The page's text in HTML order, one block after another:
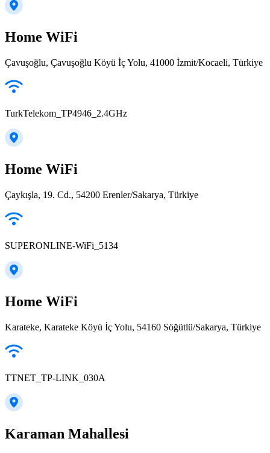
Home WiFi
Çavuşoğlu, Çavuşoğlu Köyü İç Yolu, 41000 İzmit/Kocaeli, Türkiye
TurkTelekom_TP4946_2.4GHz
Home WiFi
Çaykışla, 19. Cd., 54200 Erenler/Sakarya, Türkiye
SUPERONLINE-WiFi_5134
Home WiFi
Karateke, Karateke Köyü İç Yolu, 54160 Söğütlü/Sakarya, Türkiye
TTNET_TP-LINK_030A
Karaman Mahallesi